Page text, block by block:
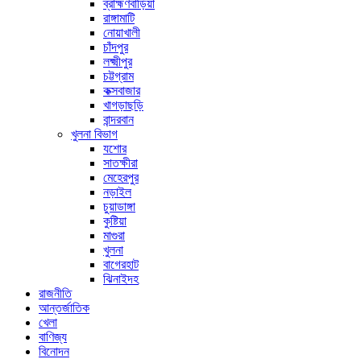
ব্রাহ্মণবাড়িয়া
রাঙ্গামাটি
নোয়াখালী
চাঁদপুর
লক্ষ্মীপুর
চট্টগ্রাম
কক্সবাজার
খাগড়াছড়ি
বান্দরবান
খুলনা বিভাগ
যশোর
সাতক্ষীরা
মেহেরপুর
নড়াইল
চুয়াডাঙ্গা
কুষ্টিয়া
মাগুরা
খুলনা
বাগেরহাট
ঝিনাইদহ
রাজনীতি
আন্তর্জাতিক
খেলা
বাণিজ্য
বিনোদন